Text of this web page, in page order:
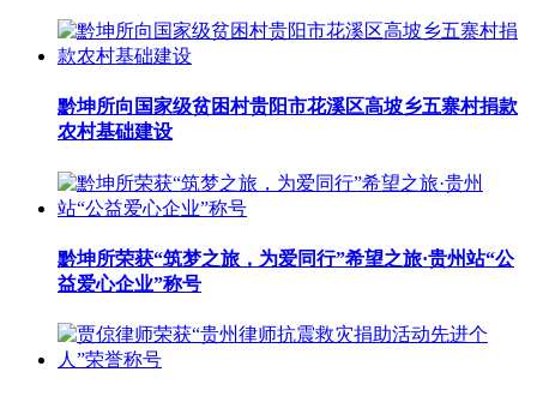
黔坤所向国家级贫困村贵阳市花溪区高坡乡五寨村捐款
农村基础建设
黔坤所荣获“筑梦之旅，为爱同行”希望之旅·贵州站“公
益爱心企业”称号